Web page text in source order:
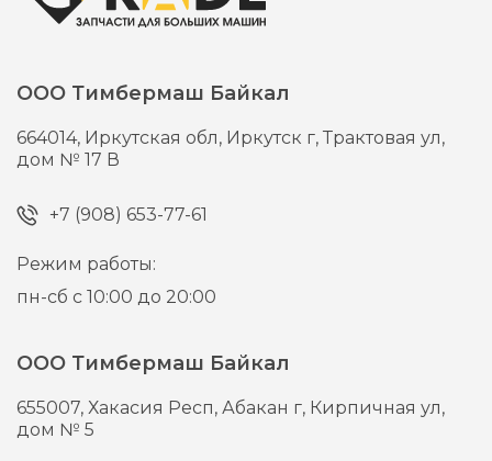
ООО Тимбермаш Байкал
664014, Иркутская обл, Иркутск г,Трактовая ул,
дом № 17 В
+7 (908) 653-77-61
Режим работы:
пн-сб с 10:00 до 20:00
ООО Тимбермаш Байкал
655007,Хакасия Респ, Абакан г, Кирпичная ул,
дом № 5